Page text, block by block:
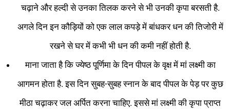
चढ़ाने और हल्दी से उनका तिलक करने से भी उनकी कृपा बरसती है.
अगले दिन इन कौड़ियों को एक लाल कपड़े में बांधकर धन की तिजोरी में
रखने से घर में कभी भी धन की कमी नहीं होती है.
माना जाता है कि ज्येष्ठ पूर्णिमा के दिन पीपल के वृक्ष में मां लक्ष्मी का
आगमन होता है. इस दिन सुबह-सुबह स्नान के बाद पीपल के पेड़ पर कुछ
मीठा चढ़ाकर जल अर्पित करना चाहिए. इससे मां लक्ष्मी की कृपा प्राप्त